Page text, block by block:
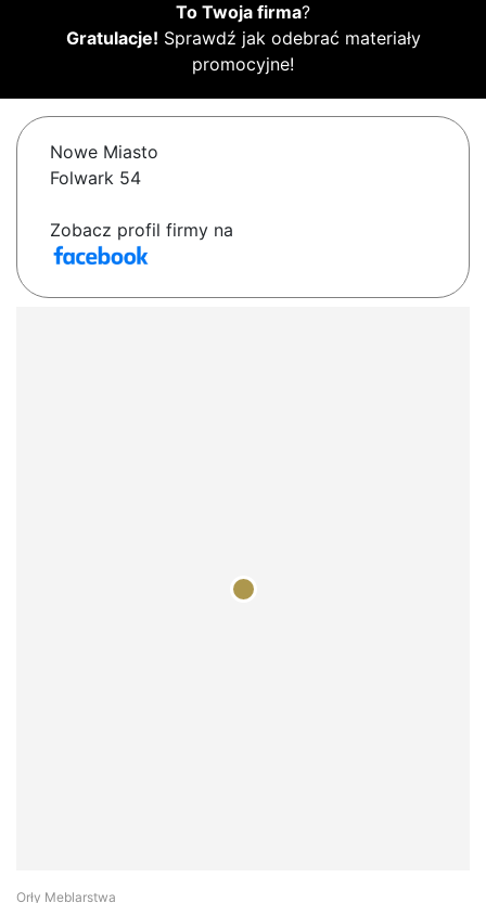
To Twoja firma?
Gratulacje! Sprawdź jak odebrać materiały
promocyjne!
Nowe Miasto
Folwark 54
Zobacz profil firmy na
Orły Meblarstwa